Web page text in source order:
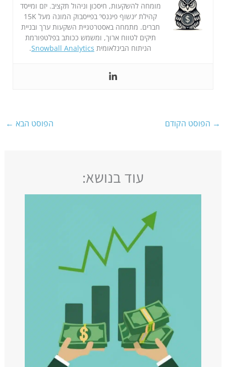
מומחה להשקעות, חיסכון וניהול תקציב. יזם ומייסד
קהילת ‘ינשוף פיננסי’ בפייסבוק המונה מעל 15K
חברים. מתמחה באסטרטגיית השקעות ערך ובניית
תיקים לטווח ארוך, ומשמש ככותב בפלטפורמת
הניתוח הבינלאומית Snowball Analytics
.
→ הפוסט הקודם הפוסט הבא ←
עוד בנושא: